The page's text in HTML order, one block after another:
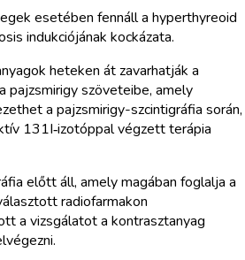
esetében fennáll a hyperthyreoid
indukciójának kockázata.
heteken át zavarhatják a
szöveteibe, amely
a pajzsmirigy-szcintigráfia során,
131I‑izotóppal végzett terápia
előtt áll, amely magában foglalja a
radiofarmakon
a vizsgálatot a kontrasztanyag